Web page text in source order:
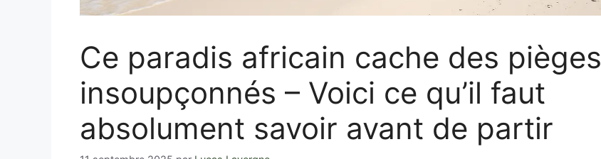
Ce paradis africain cache des pièges
insoupçonnés – Voici ce qu’il faut
absolument savoir avant de partir